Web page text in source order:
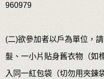
960979
(二)欲參加者以戶為單位，
髮、一小片貼身舊衣物（如
入同一紅包袋（切勿用夾鍊